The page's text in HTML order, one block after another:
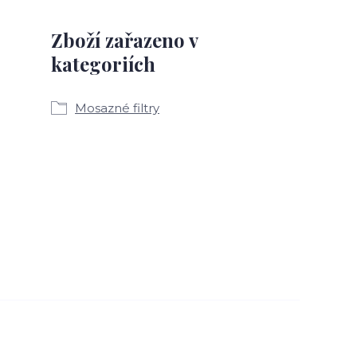
Zboží zařazeno v
kategoriích
Mosazné filtry